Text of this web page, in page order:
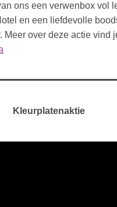
ons een verwenbox vol
en een liefdevolle
Kleurplatenaktie